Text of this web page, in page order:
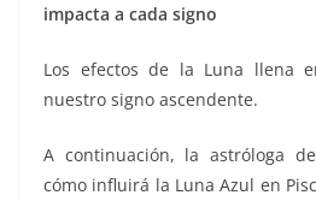
impacta a cada signo
Los efectos de la Luna llena
nuestro signo ascendente.
A continuación, la astróloga
cómo influirá la Luna Azul en